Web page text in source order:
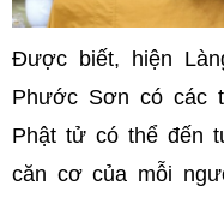
Được biết, hiện
Phước Sơn có các
Phật tử có thể đến
căn cơ của mỗi